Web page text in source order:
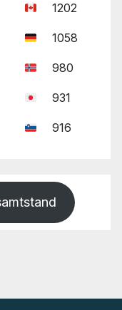
1202
1058
980
931
916